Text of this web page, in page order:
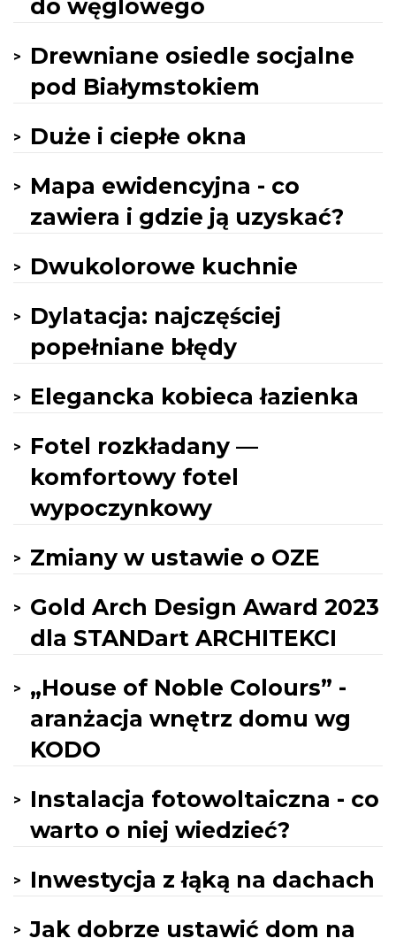
do węglowego
Drewniane osiedle socjalne
pod Białymstokiem
Duże i ciepłe okna
Mapa ewidencyjna - co
zawiera i gdzie ją uzyskać?
Dwukolorowe kuchnie
Dylatacja: najczęściej
popełniane błędy
Elegancka kobieca łazienka
Fotel rozkładany —
komfortowy fotel
wypoczynkowy
Zmiany w ustawie o OZE
Gold Arch Design Award 2023
dla STANDart ARCHITEKCI
„House of Noble Colours” -
aranżacja wnętrz domu wg
KODO
Instalacja fotowoltaiczna - co
warto o niej wiedzieć?
Inwestycja z łąką na dachach
Jak dobrze ustawić dom na